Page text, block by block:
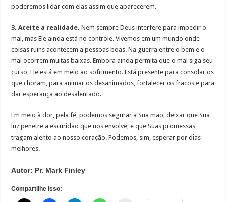
poderemos lidar com elas assim que aparecerem.
3. Aceite a realidade. Nem sempre Deus interfere para impedir o
mal, mas Ele ainda está no controle. Vivemos em um mundo onde
coisas ruins acontecem a pessoas boas. Na guerra entre o bem e o
mal ocorrem muitas baixas. Embora ainda permita que o mal siga seu
curso, Ele está em meio ao sofrimento. Está presente para consolar os
que choram, para animar os desanimados, fortalecer os fracos e para
dar esperança ao desalentado.
Em meio à dor, pela fé, podemos segurar a Sua mão, deixar que Sua
luz penetre a escuridão que nos envolve, e que Suas promessas
tragam alento ao nosso coração. Podemos, sim, esperar por dias
melhores.
Autor: Pr. Mark Finley
Compartilhe isso: